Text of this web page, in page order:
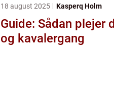
18 august 2025 Kasperq Holm
Guide: Sådan plejer
og kavalergang